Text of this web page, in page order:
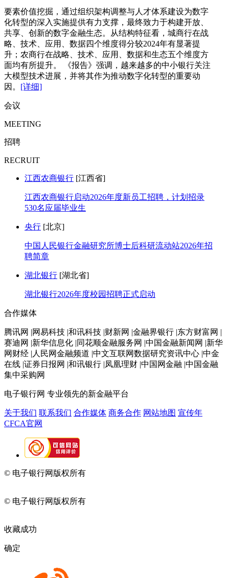
要素价值挖掘，通过组织架构调整与人才体系建设为数字
化转型的深入实施提供有力支撑，最终致力于构建开放、
共享、创新的数字金融生态。从结构特征看，城商行在战
略、技术、应用、数据四个维度得分较2024年有显著提
升；农商行在战略、技术、应用、数据和生态五个维度方
面均有所提升。 《报告》强调，越来越多的中小银行关注
大模型技术进展，并将其作为推动数字化转型的重要动
因。 [详细]
会议
MEETING
招聘
RECRUIT
江西农商银行 [江西省]
江西农商银行启动2026年度新员工招聘，计划招录
530名应届毕业生
央行 [北京]
中国人民银行金融研究所博士后科研流动站2026年招
聘简章
湖北银行 [湖北省]
湖北银行2026年度校园招聘正式启动
合作媒体
腾讯网 |网易科技 |和讯科技 |财新网 |金融界银行 |东方财富网 |
赛迪网 |新华信息化 |同花顺金融服务网 |中国金融新闻网 |新华
网财经 |人民网金融频道 |中文互联网数据研究资讯中心 |中金
在线 |证券日报网 |和讯银行 |凤凰理财 |中国网金融 |中国金融
集中采购网
电子银行网 专业领先的新金融平台
关于我们 联系我们 合作媒体 商务合作 网站地图 宣传年
CFCA官网
© 电子银行网版权所有
© 电子银行网版权所有
收藏成功
确定